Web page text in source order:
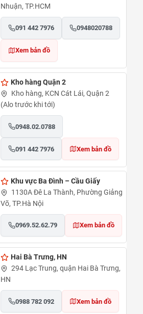
Nhuận, TP.HCM
091 442 7976 0948020788
Xem bản đồ
Kho hàng Quận 2
Kho hàng, KCN Cát Lái, Quận 2
(Alo trước khi tới)
0948.02.0788
091 442 7976 Xem bản đồ
Khu vực Ba Đình – Cầu Giấy
1130A Đê La Thành, Phường Giảng
Võ, TP.Hà Nội
0969.52.62.79 Xem bản đồ
Hai Bà Trưng, HN
294 Lạc Trung, quận Hai Bà Trưng,
HN
0988 782 092 Xem bản đồ